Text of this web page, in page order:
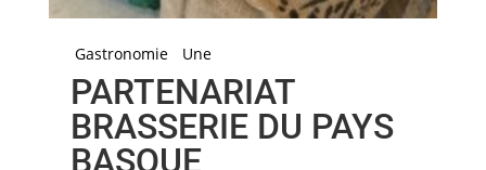
Gastronomie Une
PARTENARIAT
BRASSERIE DU PAYS